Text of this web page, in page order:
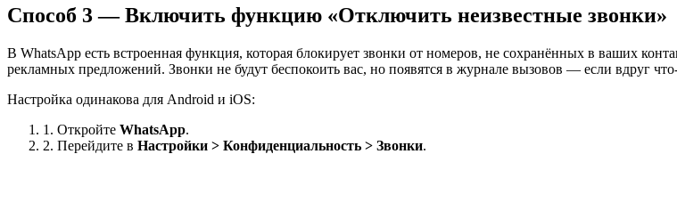
Способ 3 — Включить функцию «Отключить неизвестные звонки»
В WhatsApp есть встроенная функция, которая блокирует звонки от номеров, не сохранённых в ваших
рекламных предложений. Звонки не будут беспокоить вас, но появятся в журнале вызовов — если вдруг
Настройка одинакова для Android и iOS:
1. Откройте WhatsApp.
2. Перейдите в Настройки > Конфиденциальность > Звонки.